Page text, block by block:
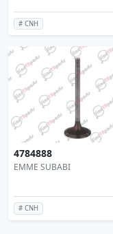
# CNH
4784888
EMME SUBABI
# CNH